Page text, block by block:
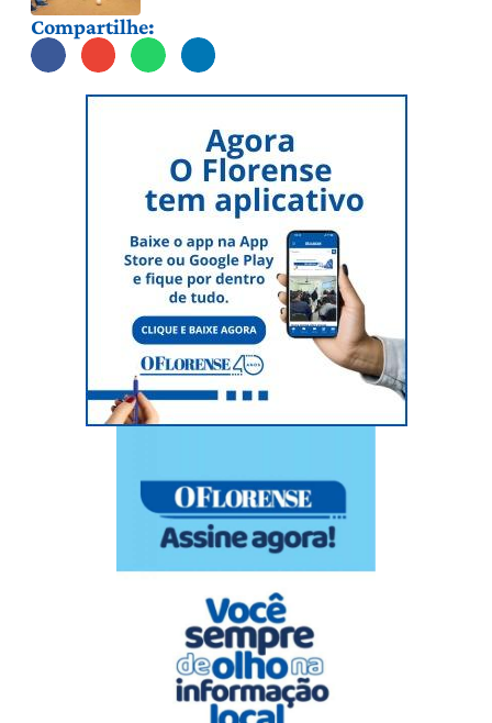
Compartilhe: